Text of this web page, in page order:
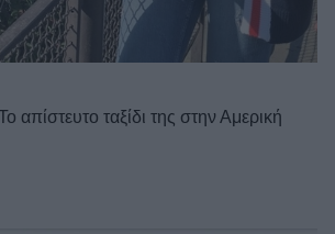
απίστευτο ταξίδι της στην Αμερική